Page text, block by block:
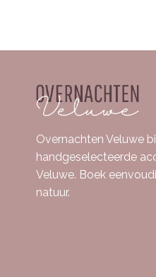
Overnachten Veluwe
handgeselecteerde
Veluwe. Boek
natuur.